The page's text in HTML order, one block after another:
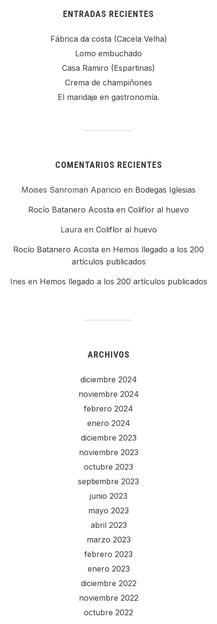
ENTRADAS RECIENTES
Fábrica da costa (Cacela Velha)
Lomo embuchado
Casa Ramiro (Espartinas)
Crema de champiñones
El maridaje en gastronomía.
COMENTARIOS RECIENTES
Moises Sanroman Aparicio en Bodegas Iglesias
Rocío Batanero Acosta en Coliflor al huevo
Laura en Coliflor al huevo
Rocío Batanero Acosta en Hemos llegado a los 200
artículos publicados
Ines en Hemos llegado a los 200 artículos publicados
ARCHIVOS
diciembre 2024
noviembre 2024
febrero 2024
enero 2024
diciembre 2023
noviembre 2023
octubre 2023
septiembre 2023
junio 2023
mayo 2023
abril 2023
marzo 2023
febrero 2023
enero 2023
diciembre 2022
noviembre 2022
octubre 2022